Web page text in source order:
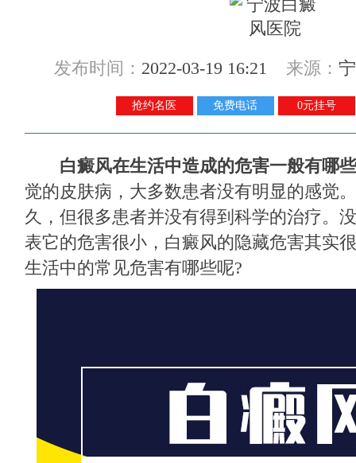
发布时间： 2022-03-19 16:21 来源：
抢约名医 免费电话 0元挂号
白癜风在生活中造成的危害一般有哪些
觉的皮肤病，大多数患者没有明显的感觉
久，但很多患者并没有得到科学的治疗。
表它的危害很小，白癜风的隐藏危害其实
生活中的常见危害有哪些呢?